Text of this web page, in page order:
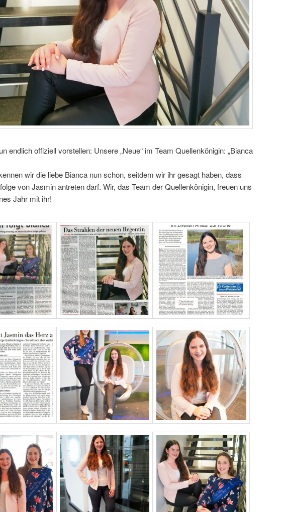
endlich offiziell vorstellen: Unsere „Neue“ im Team Quellenkönigin: „Bianca
wir die liebe Bianca nun schon, seitdem wir ihr gesagt haben, dass
von Jasmin antreten darf. Wir, das Team der Quellenkönigin, freuen uns
Jahr mit ihr!